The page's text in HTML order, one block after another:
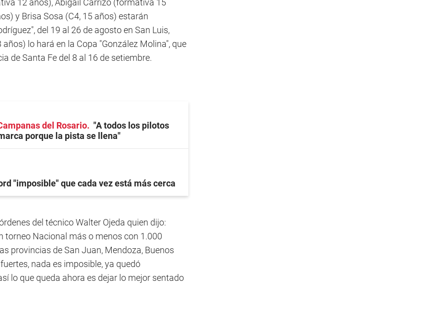
12 años), Abigail Carrizo (formativa 15
y Brisa Sosa (C4, 15 años) estarán
del 19 al 26 de agosto en San Luis,
lo hará en la Copa "González Molina", que
de Santa Fe del 8 al 16 de setiembre.
del Rosario
"A todos los pilotos
porque la pista se llena"
"imposible" que cada vez está más cerca
del técnico Walter Ojeda quien dijo:
torneo Nacional más o menos con 1.000
provincias de San Juan, Mendoza, Buenos
nada es imposible, ya quedó
lo que queda ahora es dejar lo mejor sentado